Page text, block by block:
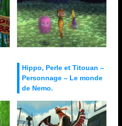
Hippo, Perle et Titouan –
Personnage – Le monde
de Nemo.